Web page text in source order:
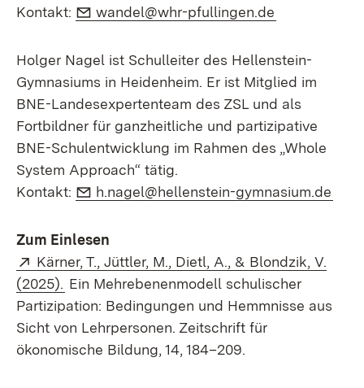
Kontakt:
E-Mail:
wandel@whr-pfullingen.de
Holger Nagel ist Schulleiter des Hellenstein-
Gymnasiums in Heidenheim. Er ist Mitglied im
BNE-Landesexpertenteam des ZSL und als
Fortbildner für ganzheitliche und partizipative
BNE-Schulentwicklung im Rahmen des „Whole
System Approach“ tätig.
Kontakt:
E-Mail:
h.nagel@hellenstein-gymnasium.de
Zum Einlesen
Extern:
Kärner, T., Jüttler, M., Dietl, A., & Blondzik, V.
(2025). (Öffnet in neuem Fenster)
Ein Mehrebenenmodell schulischer
Partizipation: Bedingungen und Hemmnisse aus
Sicht von Lehrpersonen. Zeitschrift für
ökonomische Bildung, 14, 184–209.